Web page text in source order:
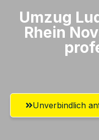
Umzug
Rhein​
Unverbindlich